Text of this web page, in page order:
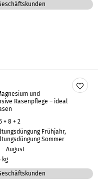
und
Rasenpflege – ideal
+ 8 + 2
Frühjahr,
Sommer
– August
kg